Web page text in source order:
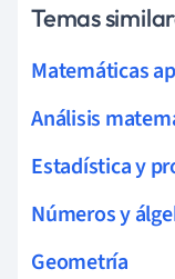
Temas
Matemáticas
Análisis
Estadística y
Números y
Geometría